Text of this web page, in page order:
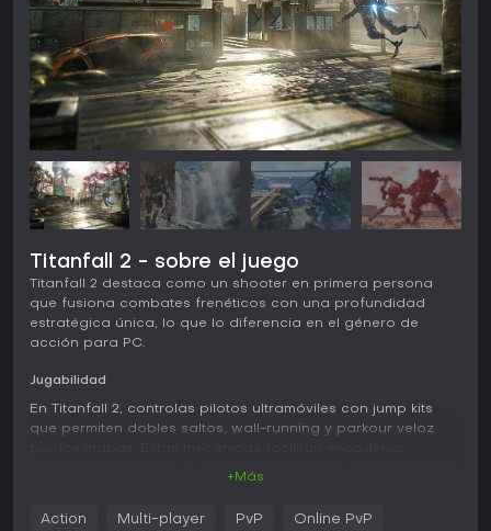
Titanfall 2 - sobre el juego
Titanfall 2 destaca como un shooter en primera persona
que fusiona combates frenéticos con una profundidad
estratégica única, lo que lo diferencia en el género de
acción para PC.
Jugabilidad
En Titanfall 2, controlas pilotos ultramóviles con jump kits
que permiten dobles saltos, wall-running y parkour veloz
atraer rivales, un dispositivo de camuflaje para sigilo, una
+Más
Action Multi-player PvP Online PvP